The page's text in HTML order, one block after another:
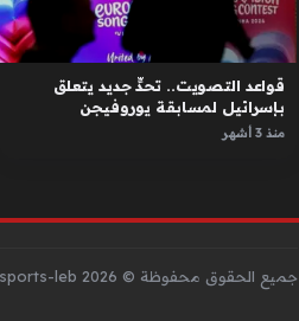
قواعد التصويت.. تحدٍّ جديد يتعلق
بإسرائيل لمسابقة يوروفيجن
منذ 3 أشهر
جميع الحقوق محفوظة © sports-leb 2026